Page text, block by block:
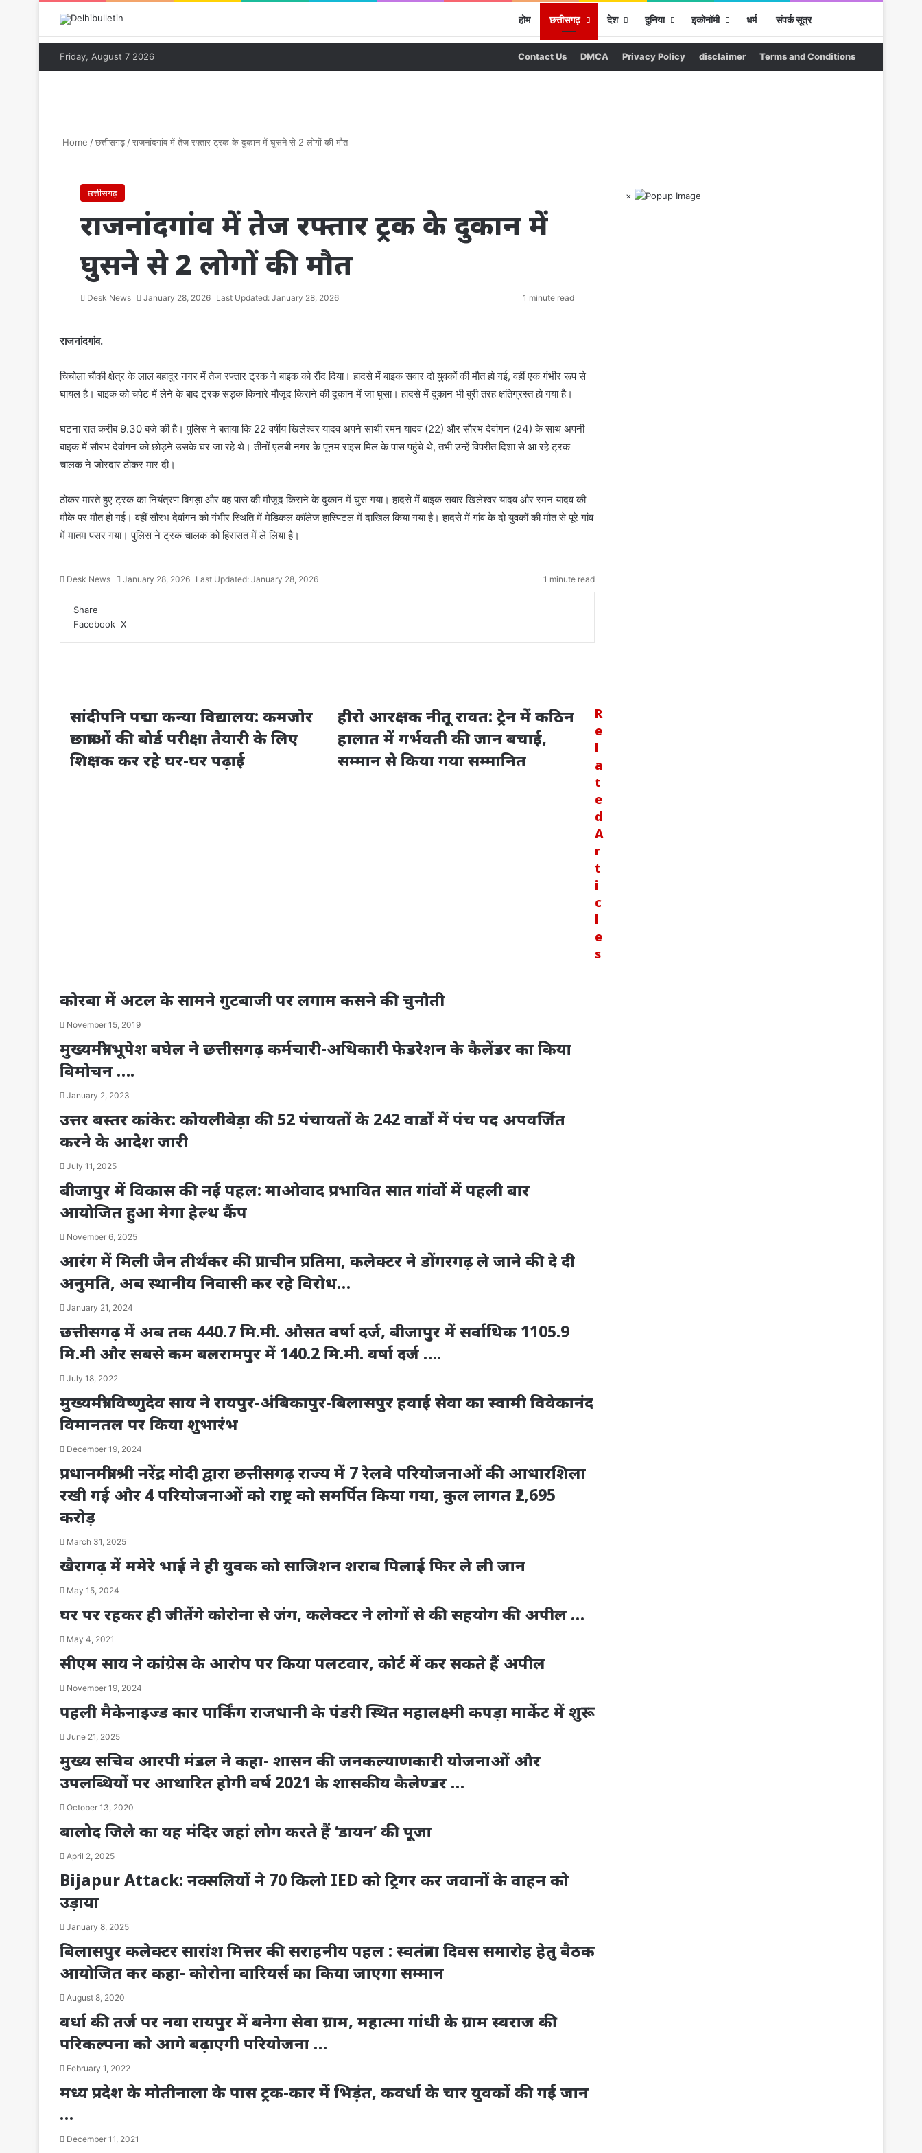
होम छत्तीसगढ़ देश दुनिया इकोनॉमी धर्म संपर्क सूत्र
Friday, August 7 2026 Contact Us DMCA Privacy Policy disclaimer Terms and Conditions
Home /छत्तीसगढ़ /राजनांदगांव में तेज रफ्तार ट्रक के दुकान में घुसने से 2 लोगों की मौत
छत्तीसगढ़
राजनांदगांव में तेज रफ्तार ट्रक के दुकान में
घुसने से 2 लोगों की मौत
Desk News January 28, 2026 Last Updated: January 28, 2026 1 minute read
राजनांदगांव.
चिचोला चौकी क्षेत्र के लाल बहादुर नगर में तेज रफ्तार ट्रक ने बाइक को रौंद दिया। हादसे में बाइक सवार दो युवकों की मौत हो गई, वहीं एक गंभीर रूप से
घायल है। बाइक को चपेट में लेने के बाद ट्र​क सड़क किनारे मौजूद किराने की दुकान में जा घुसा। हादसे में दुकान भी बुरी तरह क्षतिग्रस्त हो गया है।
घटना रात करीब 9.30 बजे की है। पुलिस ने बताया कि 22 वर्षीय खिलेश्वर यादव अपने साथी रमन यादव (22) और सौरभ देवांगन (24) के साथ अपनी
बाइक में सौरभ देवांगन को छोड़ने उसके घर जा रहे थे। तीनों एलबी नगर के पूनम राइस मिल के पास पहुंचे थे, तभी उन्हें विपरीत दिशा से आ रहे ट्रक
चालक ने जोरदार ठोकर मार दी।
ठोकर मारते हुए ट्रक का नियंत्रण बिगड़ा और वह पास की मौजूद किराने के दुकान में घुस गया। हादसे में बाइक सवार खिलेश्वर यादव और रमन यादव की
मौके पर मौत हो गई। वहीं सौरभ देवांगन को गंभीर स्थिति में मे​डिकल कॉलेज हास्पिटल में दाखिल किया गया है। हादसे में गांव के दो युवकों की मौत से पूरे गांव
में मातम पसर गया। पुलिस ने ट्रक चालक को हिरासत में ​ले लिया है।
Desk News January 28, 2026 Last Updated: January 28, 2026 1 minute read
Share
Facebook X
सांदीपनि पद्मा कन्या विद्यालय: कमजोर
छात्राओं की बोर्ड परीक्षा तैयारी के लिए
शिक्षक कर रहे घर-घर पढ़ाई
हीरो आरक्षक नीतू रावत: ट्रेन में कठिन
हालात में गर्भवती की जान बचाई,
सम्मान से किया गया सम्मानित
R
e
l
a
t
e
d
A
r
t
i
c
l
e
s
कोरबा में अटल के सामने गुटबाजी पर लगाम कसने की चुनौती
November 15, 2019
मुख्यमंत्री भूपेश बघेल ने छत्तीसगढ़ कर्मचारी-अधिकारी फेडरेशन के कैलेंडर का किया
विमोचन ….
January 2, 2023
उत्तर बस्तर कांकेर: कोयलीबेड़ा की 52 पंचायतों के 242 वार्डों में पंच पद अपवर्जित
करने के आदेश जारी
July 11, 2025
बीजापुर में विकास की नई पहल: माओवाद प्रभावित सात गांवों में पहली बार
आयोजित हुआ मेगा हेल्थ कैंप
November 6, 2025
आरंग में मिली जैन तीर्थंकर की प्राचीन प्रतिमा, कलेक्टर ने डोंगरगढ़ ले जाने की दे दी
अनुमति, अब स्थानीय निवासी कर रहे विरोध…
January 21, 2024
छत्तीसगढ़ में अब तक 440.7 मि.मी. औसत वर्षा दर्ज, बीजापुर में सर्वाधिक 1105.9
मि.मी और सबसे कम बलरामपुर में 140.2 मि.मी. वर्षा दर्ज ….
July 18, 2022
मुख्यमंत्री विष्णुदेव साय ने रायपुर-अंबिकापुर-बिलासपुर हवाई सेवा का स्वामी विवेकानंद
विमानतल पर किया शुभारंभ
December 19, 2024
प्रधानमंत्री श्री नरेंद्र मोदी द्वारा छत्तीसगढ़ राज्य में 7 रेलवे परियोजनाओं की आधारशिला
रखी गई और 4 परियोजनाओं को राष्ट्र को समर्पित किया गया, कुल लागत ₹2,695
करोड़
March 31, 2025
खैरागढ़ में ममेरे भाई ने ही युवक को साजिशन शराब पिलाई फिर ले ली जान
May 15, 2024
घर पर रहकर ही जीतेंगे कोरोना से जंग, कलेक्टर ने लोगों से की सहयोग की अपील …
May 4, 2021
सीएम साय ने कांग्रेस के आरोप पर किया पलटवार, कोर्ट में कर सकते हैं अपील
November 19, 2024
पहली मैकेनाइज्ड कार पार्किंग राजधानी के पंडरी स्थित महालक्ष्मी कपड़ा मार्केट में शुरू
June 21, 2025
मुख्य सचिव आरपी मंडल ने कहा- शासन की जनकल्याणकारी योजनाओं और
उपलब्धियों पर आधारित होगी वर्ष 2021 के शासकीय कैलेण्डर …
October 13, 2020
बालोद जिले का यह मंदिर जहां लोग करते हैं ‘डायन’ की पूजा
April 2, 2025
Bijapur Attack: नक्सलियों ने 70 किलो IED को ट्रिगर कर जवानों के वाहन को
उड़ाया
January 8, 2025
बिलासपुर कलेक्टर सारांश मित्तर की सराहनीय पहल : स्वतंत्रता दिवस समारोह हेतु बैठक
आयोजित कर कहा- कोरोना वारियर्स का किया जाएगा सम्मान
August 8, 2020
वर्धा की तर्ज पर नवा रायपुर में बनेगा सेवा ग्राम, महात्मा गांधी के ग्राम स्वराज की
परिकल्पना को आगे बढ़ाएगी परियोजना …
February 1, 2022
मध्य प्रदेश के मोतीनाला के पास ट्रक-कार में भिड़ंत, कवर्धा के चार युवकों की गई जान
…
December 11, 2021
×